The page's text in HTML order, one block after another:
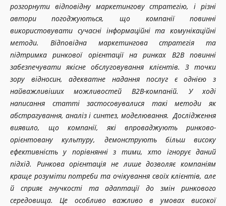
розгорнути відповідну маркетингову стратегію, і різні
автори погоджуються, що компанії повинні
використовувати сучасні інформаційні та комунікаційні
методи. Відповідна маркетингова стратегія та
підтримка ринкової орієнтації на ринках B2B повинні
забезпечувати якісне обслуговування клієнтів. З точки
зору відносин, адекватне надання послуг є однією з
найважливіших можливостей B2B-компаній. У ході
написання статті застосовувалися такі методи як
абстрагування, аналіз і синтез, моделювання.Дослідження
виявило, що компанії, які впроваджують ринково-
орієнтовану культуру, демонструють більш високу
ефективність у порівнянні з тими, хто ігнорує даний
підхід. Ринкова орієнтація не лише дозволяє компаніям
краще розуміти потреби та очікування своїх клієнтів, але
й сприяє гнучкості та адаптації до змін ринкового
середовища. Це особливо важливо в умовах високої